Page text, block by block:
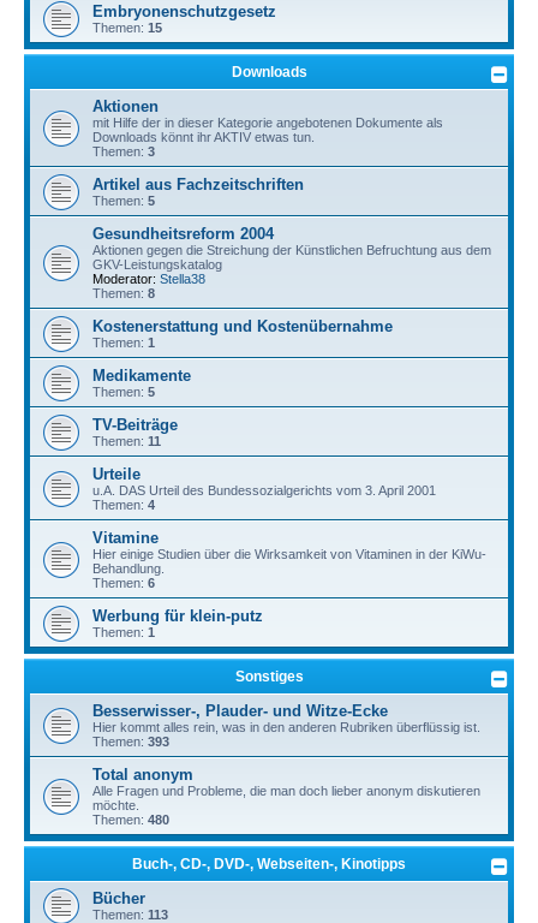
Embryonenschutzgesetz
Themen: 15
Downloads
Aktionen
mit Hilfe der in dieser Kategorie angebotenen Dokumente als
Downloads könnt ihr AKTIV etwas tun.
Themen: 3
Artikel aus Fachzeitschriften
Themen: 5
Gesundheitsreform 2004
Aktionen gegen die Streichung der Künstlichen Befruchtung aus dem
GKV-Leistungskatalog
Moderator: Stella38
Themen: 8
Kostenerstattung und Kostenübernahme
Themen: 1
Medikamente
Themen: 5
TV-Beiträge
Themen: 11
Urteile
u.A. DAS Urteil des Bundessozialgerichts vom 3. April 2001
Themen: 4
Vitamine
Hier einige Studien über die Wirksamkeit von Vitaminen in der KiWu-
Behandlung.
Themen: 6
Werbung für klein-putz
Themen: 1
Sonstiges
Besserwisser-, Plauder- und Witze-Ecke
Hier kommt alles rein, was in den anderen Rubriken überflüssig ist.
Themen: 393
Total anonym
Alle Fragen und Probleme, die man doch lieber anonym diskutieren
möchte.
Themen: 480
Buch-, CD-, DVD-, Webseiten-, Kinotipps
Bücher
Themen: 113